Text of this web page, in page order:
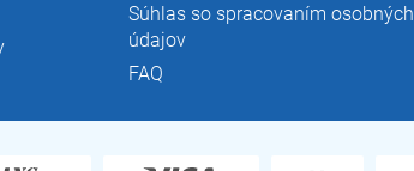
Súhlas so spracovaním osobných
údajov
FAQ